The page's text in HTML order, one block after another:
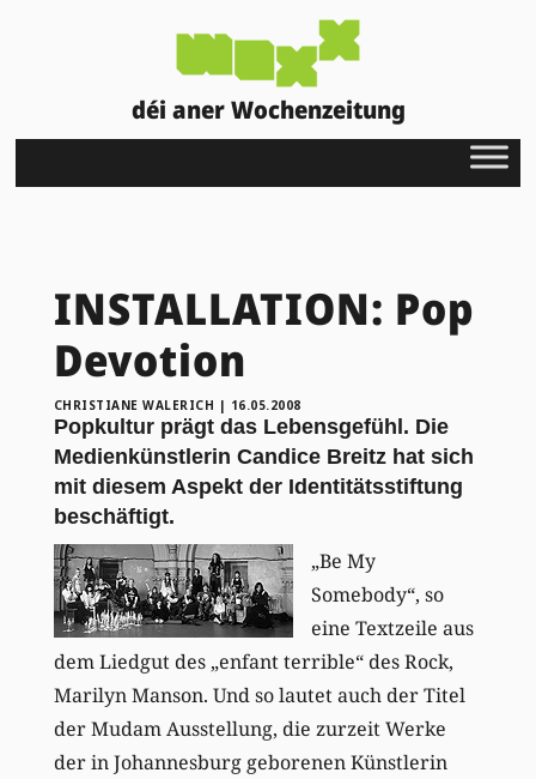
déi aner Wochenzeitung
INSTALLATION: Pop
Devotion
CHRISTIANE WALERICH | 16.05.2008
Popkultur prägt das Lebensgefühl. Die
Medienkünstlerin Candice Breitz hat sich
mit diesem Aspekt der Identitätsstiftung
beschäftigt.
„Be My
Somebody“, so
eine Textzeile aus
dem Liedgut des „enfant terrible“ des Rock,
Marilyn Manson. Und so lautet auch der Titel
der Mudam Ausstellung, die zurzeit Werke
der in Johannesburg geborenen Künstlerin